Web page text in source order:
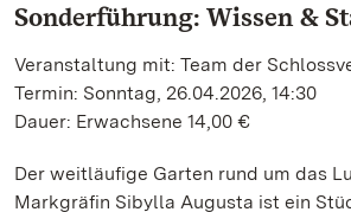
Sonderführung: Wissen &
Veranstaltung mit: Team der
Termin: Sonntag, 26.04.2026, 14:30
Dauer: Erwachsene 14,00 €
Der weitläufige Garten rund um das
Markgräfin Sibylla Augusta ist ein